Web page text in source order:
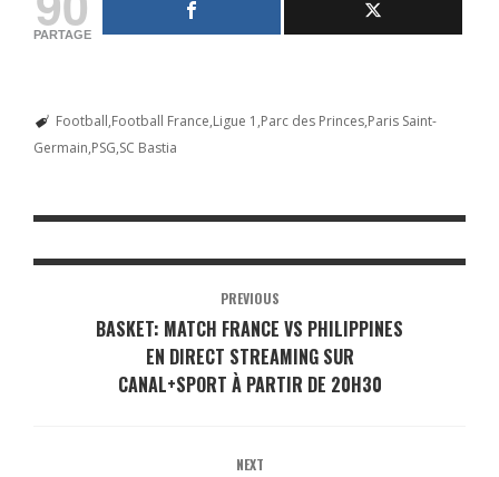
PARTAGE
Football Football France Ligue 1 Parc des Princes Paris Saint-
Germain PSG SC Bastia
PREVIOUS
BASKET: MATCH FRANCE VS PHILIPPINES
EN DIRECT STREAMING SUR
CANAL+SPORT À PARTIR DE 20H30
NEXT